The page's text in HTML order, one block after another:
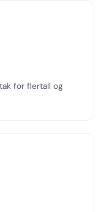
for flertall og